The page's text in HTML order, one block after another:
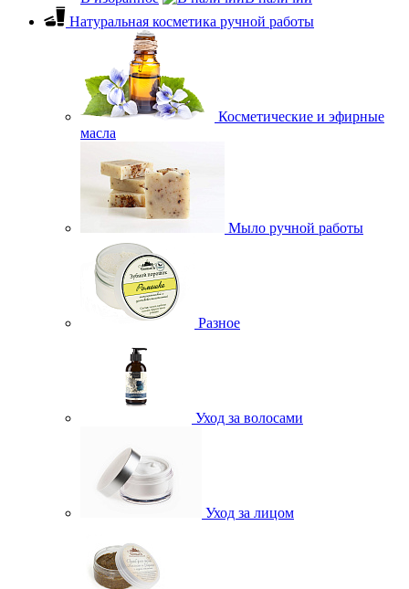
Натуральная косметика ручной работы
Косметические и эфирные
масла
Мыло ручной работы
Разное
Уход за волосами
Уход за лицом